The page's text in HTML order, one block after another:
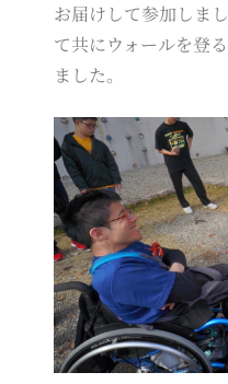
お届けして参加しま
て共にウォールを登
ました。